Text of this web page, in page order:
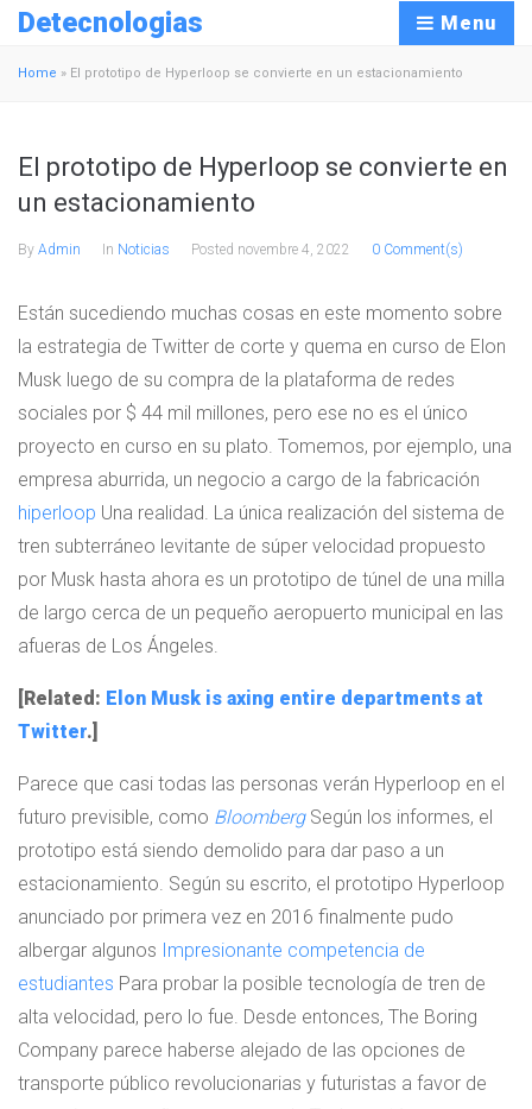
Detecnologias Menu
Home » El prototipo de Hyperloop se convierte en un estacionamiento
El prototipo de Hyperloop se convierte en
un estacionamiento
By Admin In Noticias Posted novembre 4, 2022 0 Comment(s)
Están sucediendo muchas cosas en este momento sobre
la estrategia de Twitter de corte y quema en curso de Elon
Musk luego de su compra de la plataforma de redes
sociales por $ 44 mil millones, pero ese no es el único
proyecto en curso en su plato. Tomemos, por ejemplo, una
empresa aburrida, un negocio a cargo de la fabricación
hiperloop Una realidad. La única realización del sistema de
tren subterráneo levitante de súper velocidad propuesto
por Musk hasta ahora es un prototipo de túnel de una milla
de largo cerca de un pequeño aeropuerto municipal en las
afueras de Los Ángeles.
[Related: Elon Musk is axing entire departments at
Twitter.]
Parece que casi todas las personas verán Hyperloop en el
futuro previsible, como BloombergSegún los informes, el
prototipo está siendo demolido para dar paso a un
estacionamiento. Según su escrito, el prototipo Hyperloop
anunciado por primera vez en 2016 finalmente pudo
albergar algunos Impresionante competencia de
estudiantes Para probar la posible tecnología de tren de
alta velocidad, pero lo fue. Desde entonces, The Boring
Company parece haberse alejado de las opciones de
transporte público revolucionarias y futuristas a favor de